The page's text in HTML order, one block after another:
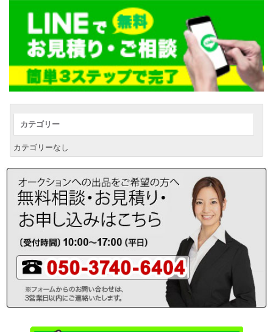
カテゴリー
カテゴリーなし